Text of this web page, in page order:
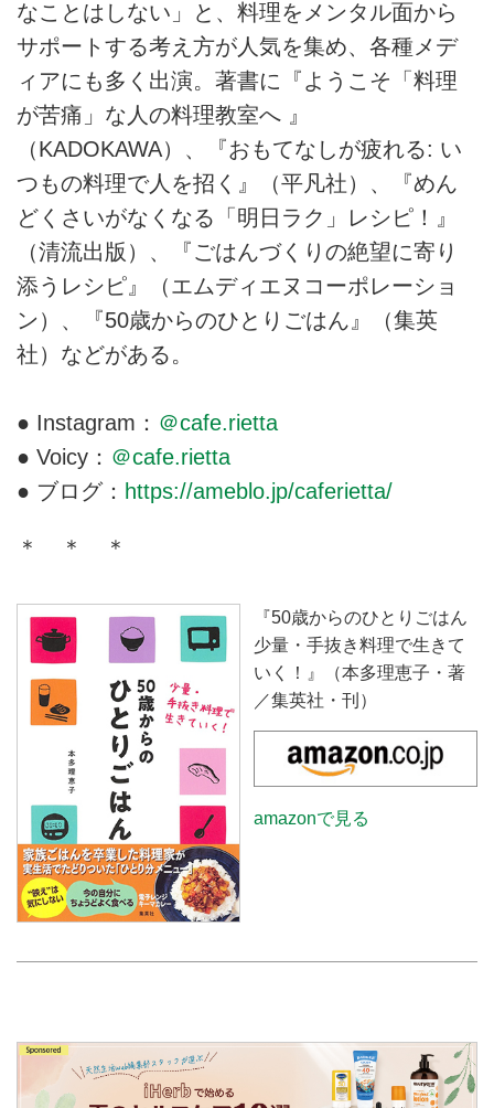
なことはしない」と、料理をメンタル面から
サポートする考え方が人気を集め、各種メデ
ィアにも多く出演。著書に『ようこそ「料理
が苦痛」な人の料理教室へ 』
（KADOKAWA）、『おもてなしが疲れる: い
つもの料理で人を招く』（平凡社）、『めん
どくさいがなくなる「明日ラク」レシピ！』
（清流出版）、『ごはんづくりの絶望に寄り
添うレシピ』（エムディエヌコーポレーショ
ン）、『50歳からのひとりごはん』（集英
社）などがある。
● Instagram： ＠cafe.rietta
● Voicy： ＠cafe.rietta
● ブログ： https://ameblo.jp/caferietta/
＊ ＊ ＊
『50歳からのひとりごはん
少量・手抜き料理で生きて
いく！』（本多理恵子・著
／集英社・刊）
amazonで見る